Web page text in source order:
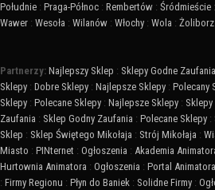
Południe : Praga-Północ : Rembertów : Śródmieście :
Wawer : Wesoła : Wilanów : Włochy : Wola : Żoliborz
Partnerzy: Najlepszy Sklep : Sklepy Godne Zaufania
Sklepy : Dobre Sklepy : Najlepsze Sklepy : Polecany
Sklepy : Polecane Sklepy : Najlepsze Sklepy : Sklepy
Zaufania : Sklep Godny Zaufania : Polecane Sklepy :
Sklep : Sklep Świętego Mikołaja : Strój Mikołaja :
Miasto : PINternet : Ogłoszenia : Akademia
Hurtownia Animatora : Ogłoszenia : Portal Animatora
: Firmy Regionu : Płyn do Baniek : Solidne Firmy :